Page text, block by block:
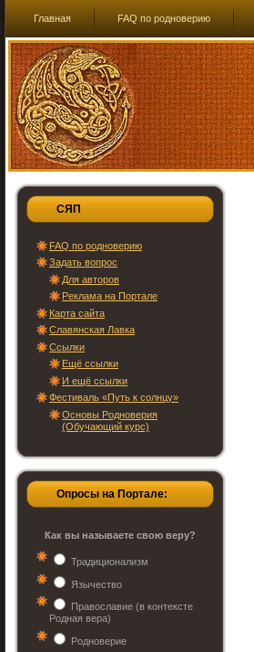
Главная FAQ по родноверию
СЯП
FAQ по родноверию
Задать вопрос
Для авторов
Реклама на Портале
Карта сайта
Славянская Лавка
Ссылки
Ещё ссылки
И ещё ссылки
Фестиваль «Путь к солнцу»
Основы Родноверия
(Обучающий курс)
Опросы на Портале:
Как вы называете свою веру?
Традиционализм
Язычество
Православие (в контексте
Родная вера)
Родноверие